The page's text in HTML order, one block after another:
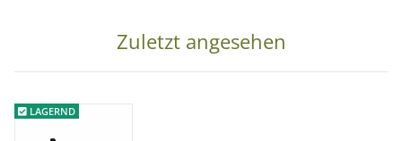
Zuletzt angesehen
LAGERND